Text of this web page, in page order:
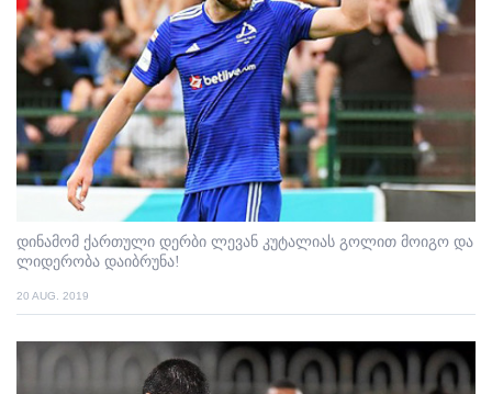
დინამომ ქართული დერბი ლევან კუტალიას გოლით მოიგო და
ლიდერობა დაიბრუნა!
20 AUG. 2019